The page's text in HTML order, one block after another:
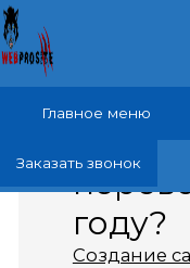
Перейти к
Главное меню
Заказать звонок
году?
Создание